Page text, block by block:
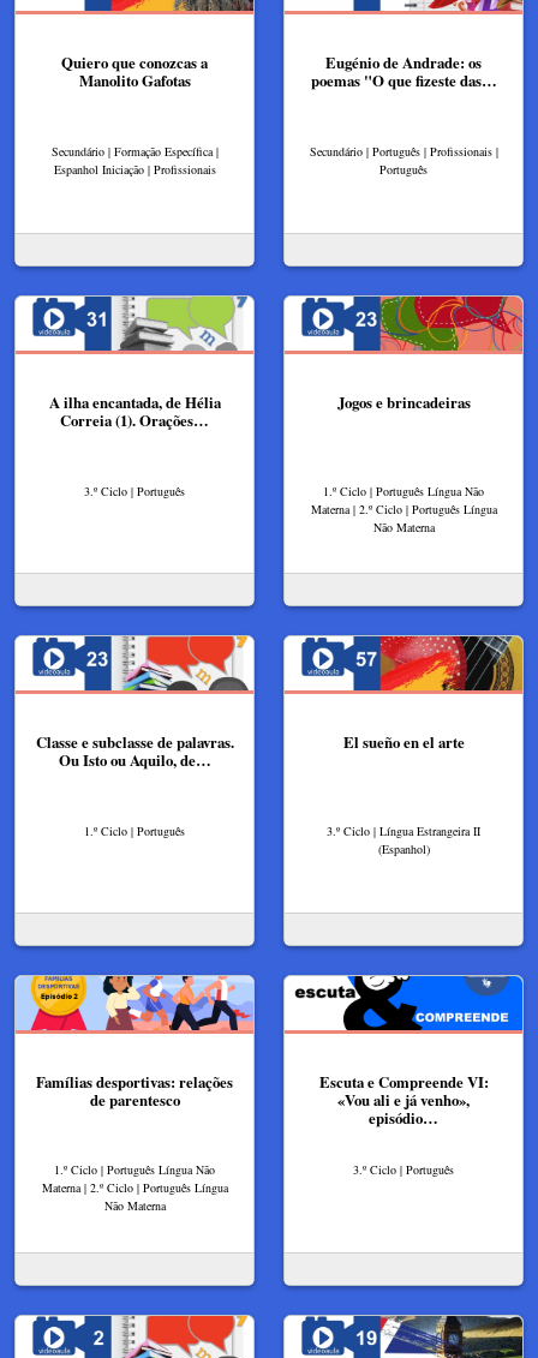
Quiero que conozcas a
Manolito Gafotas
Secundário | Formação Específica |
Espanhol Iniciação | Profissionais
Eugénio de Andrade: os
poemas "O que fizeste das…
Secundário | Português | Profissionais |
Português
A ilha encantada, de Hélia
Correia (1). Orações…
3.º Ciclo | Português
Jogos e brincadeiras
1.º Ciclo | Português Língua Não
Materna | 2.º Ciclo | Português Língua
Não Materna
Classe e subclasse de palavras.
Ou Isto ou Aquilo, de…
1.º Ciclo | Português
El sueño en el arte
3.º Ciclo | Língua Estrangeira II
(Espanhol)
Famílias desportivas: relações
de parentesco
1.º Ciclo | Português Língua Não
Materna | 2.º Ciclo | Português Língua
Não Materna
Escuta e Compreende VI:
«Vou ali e já venho»,
episódio…
3.º Ciclo | Português